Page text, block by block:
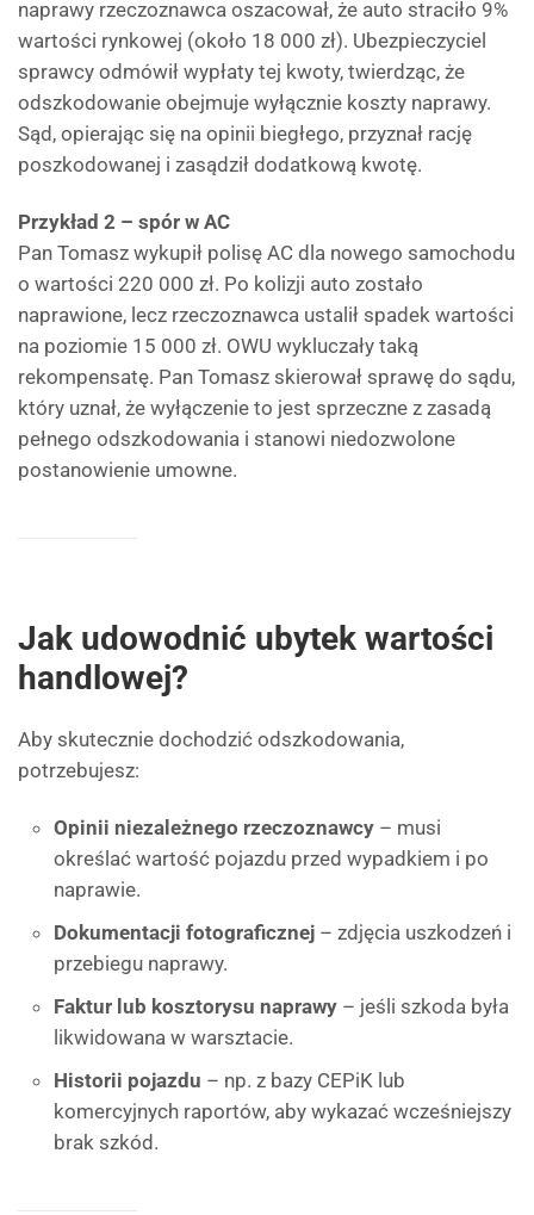
naprawy rzeczoznawca oszacował, że auto straciło 9%
wartości rynkowej (około 18 000 zł). Ubezpieczyciel
sprawcy odmówił wypłaty tej kwoty, twierdząc, że
odszkodowanie obejmuje wyłącznie koszty naprawy.
Sąd, opierając się na opinii biegłego, przyznał rację
poszkodowanej i zasądził dodatkową kwotę.
Przykład 2 – spór w AC
Pan Tomasz wykupił polisę AC dla nowego samochodu
o wartości 220 000 zł. Po kolizji auto zostało
naprawione, lecz rzeczoznawca ustalił spadek wartości
na poziomie 15 000 zł. OWU wykluczały taką
rekompensatę. Pan Tomasz skierował sprawę do sądu,
który uznał, że wyłączenie to jest sprzeczne z zasadą
pełnego odszkodowania i stanowi niedozwolone
postanowienie umowne.
Jak udowodnić ubytek wartości
handlowej?
Aby skutecznie dochodzić odszkodowania,
potrzebujesz:
Opinii niezależnego rzeczoznawcy – musi
określać wartość pojazdu przed wypadkiem i po
naprawie.
Dokumentacji fotograficznej – zdjęcia uszkodzeń i
przebiegu naprawy.
Faktur lub kosztorysu naprawy – jeśli szkoda była
likwidowana w warsztacie.
Historii pojazdu – np. z bazy CEPiK lub
komercyjnych raportów, aby wykazać wcześniejszy
brak szkód.